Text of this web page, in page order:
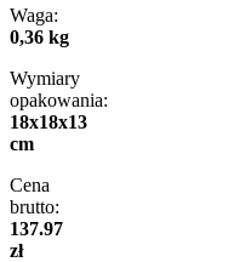
Waga:
0,36 kg
Wymiary
opakowania:
18x18x13
cm
Cena
brutto:
137.97
zł